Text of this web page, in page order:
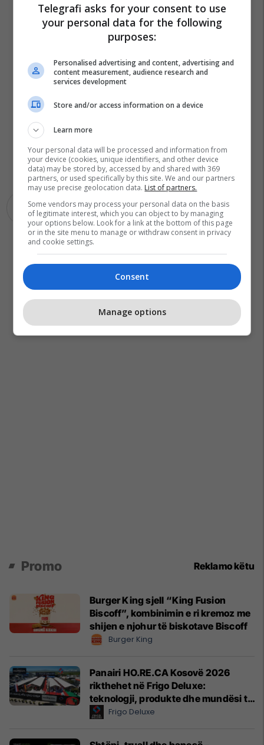
Shba
Promo Reklamo këtu
Burger King sjell “King Fusion
Biscoff”, kombinimin e ri kremoz me
shijen e njohur të biskotave Biscoff
Burger King
Panairi HO.RE.CA Kosovë 2026
rikthehet në Frigo Deluxe:
teknologji, produkte dhe mundësi të
reja për hoteleri dhe gastronomi
Frigo Deluxe
Telegrafi asks for your consent to use
your personal data for the following
purposes:
Personalised advertising and content, advertising and
content measurement, audience research and
services development
Store and/or access information on a device
Learn more
Your personal data will be processed and information from
your device (cookies, unique identifiers, and other device
data) may be stored by, accessed by and shared with 369
partners, or used specifically by this site. We and our partners
may use precise geolocation data. List of partners.
Some vendors may process your personal data on the basis
of legitimate interest, which you can object to by managing
your options below. Look for a link at the bottom of this page
or in the site menu to manage or withdraw consent in privacy
and cookie settings.
Consent
Manage options